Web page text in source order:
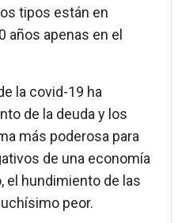
tipos están en
años apenas en el
la covid-19 ha
de la deuda y los
más poderosa para
de una economía
el hundimiento de las
peor.